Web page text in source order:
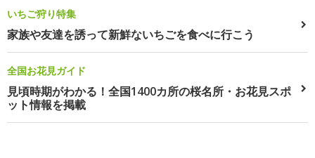
いちご狩り特集
家族や友達を誘って新鮮ないちごを食べに行こう
全国お花見ガイド
見頃時期がわかる！全国1400カ所の桜名所・お花見スポ
ット情報を掲載